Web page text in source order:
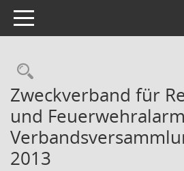
Toggle navigation
Rechercheauswahl
Zweckverband für
und
2013